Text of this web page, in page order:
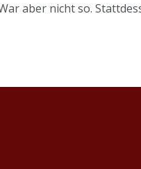
aber nicht so.